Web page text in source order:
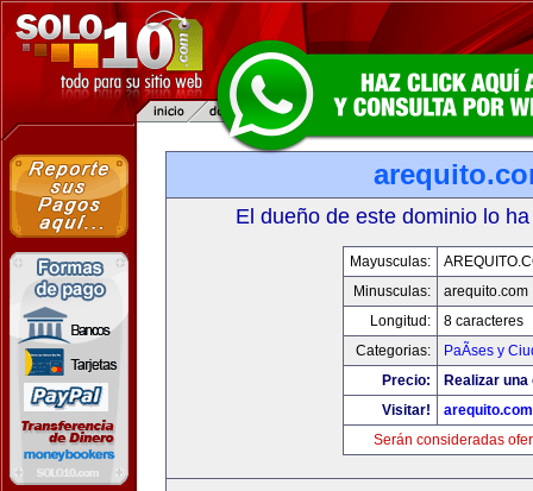
El dueño de este dominio lo
Mayusculas:
Minusculas:
arequito.com
Longitud:
8 caracteres
Categorias:
PaÃ­ses y
Precio:
Realizar
Visitar!
arequito.com
Serán consideradas